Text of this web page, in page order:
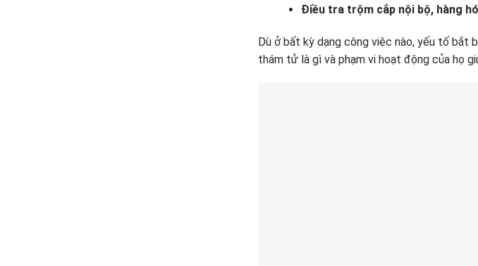
Điều tra trộm cắp nội bộ, hàng
Dù ở bất kỳ dạng công việc nào, yếu tố bắt
thám tử là gì và phạm vi hoạt động của họ